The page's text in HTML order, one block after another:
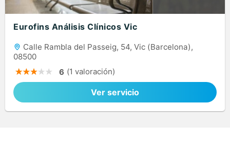
Eurofins Análisis Clínicos Vic
Calle Rambla del Passeig, 54, Vic (Barcelona),
08500
6 (1 valoración)
Ver servicio